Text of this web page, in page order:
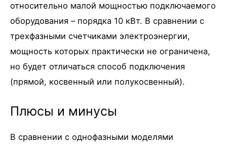
относительно малой мощностью подключаемого
оборудования – порядка 10 кВт. В сравнении с
трехфазными счетчиками электроэнергии,
мощность которых практически не ограничена,
но будет отличаться способ подключения
(прямой, косвенный или полукосвенный).
Плюсы и минусы
В сравнении с однофазными моделями